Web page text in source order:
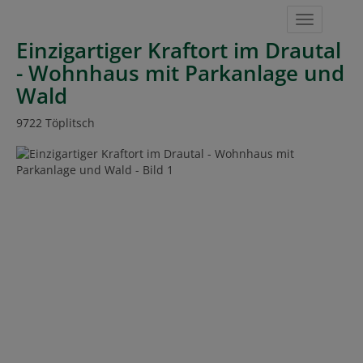
Einzigartiger Kraftort im Drautal
- Wohnhaus mit Parkanlage und
Wald
9722 Töplitsch